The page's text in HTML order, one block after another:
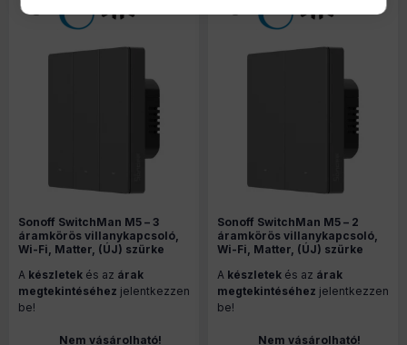
Sonoff SwitchMan M5 – 3
áramkörös villanykapcsoló,
Wi-Fi, Matter, (ÚJ) szürke
A készletek és az árak
megtekintéséhez jelentkezzen
be!
Nem vásárolható!
Sonoff SwitchMan M5 – 2
áramkörös villanykapcsoló,
Wi-Fi, Matter, (ÚJ) szürke
A készletek és az árak
megtekintéséhez jelentkezzen
be!
Nem vásárolható!